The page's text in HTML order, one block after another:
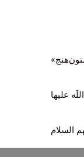
علیها
السلام